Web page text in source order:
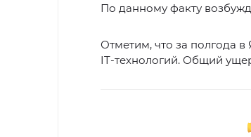
По данному факту
Отметим, что за полгода
IT-технологий. Общий